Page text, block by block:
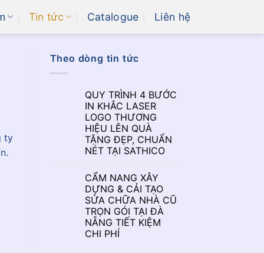
Tin tức Catalogue Liên hệ
ty
Theo dòng tin tức
QUY TRÌNH 4 BƯỚC
IN KHẮC LASER
LOGO THƯƠNG
HIỆU LÊN QUÀ
TẶNG ĐẸP, CHUẨN
NÉT TẠI SATHICO
CẨM NANG XÂY
DỰNG & CẢI TẠO
SỬA CHỮA NHÀ CŨ
TRỌN GÓI TẠI ĐÀ
NẴNG TIẾT KIỆM
CHI PHÍ